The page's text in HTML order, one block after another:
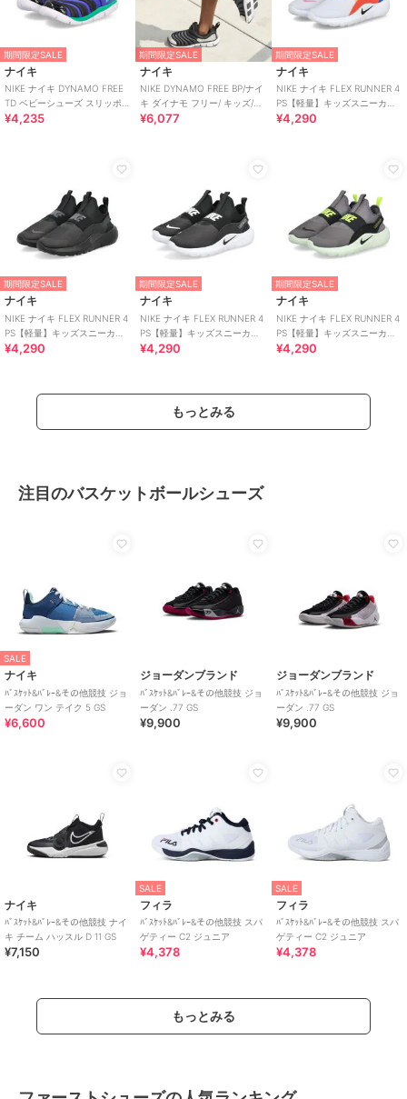
期間限定SALE
ナイキ
NIKE ナイキ DYNAMO FREE
TD ベビーシューズ スリッポン
(ダイナモフリーTD)
¥4,235
期間限定SALE
ナイキ
NIKE DYNAMO FREE BP/ナイ
キ ダイナモ フリー/ キッズ/ス
リッポン
¥6,077
期間限定SALE
ナイキ
NIKE ナイキ FLEX RUNNER 4
PS【軽量】キッズスニーカー
スリッポン 子供靴
¥4,290
期間限定SALE
ナイキ
NIKE ナイキ FLEX RUNNER 4
PS【軽量】キッズスニーカー
スリッポン 子供靴
¥4,290
期間限定SALE
ナイキ
NIKE ナイキ FLEX RUNNER 4
PS【軽量】キッズスニーカー
スリッポン 子供靴
¥4,290
期間限定SALE
ナイキ
NIKE ナイキ FLEX RUNNER 4
PS【軽量】キッズスニーカー
スリッポン 子供靴
¥4,290
もっとみる
注目のバスケットボールシューズ
SALE
ナイキ
ﾊﾞｽｹｯﾄ&ﾊﾞﾚｰ&その他競技 ジョ
ーダン ワン テイク 5 GS
¥6,600
ジョーダンブランド
ﾊﾞｽｹｯﾄ&ﾊﾞﾚｰ&その他競技 ジョ
ーダン .77 GS
¥9,900
ジョーダンブランド
ﾊﾞｽｹｯﾄ&ﾊﾞﾚｰ&その他競技 ジョ
ーダン .77 GS
¥9,900
ナイキ
ﾊﾞｽｹｯﾄ&ﾊﾞﾚｰ&その他競技 ナイ
キ チーム ハッスル D 11 GS
¥7,150
SALE
フィラ
ﾊﾞｽｹｯﾄ&ﾊﾞﾚｰ&その他競技 スパ
ゲティー C2 ジュニア
¥4,378
SALE
フィラ
ﾊﾞｽｹｯﾄ&ﾊﾞﾚｰ&その他競技 スパ
ゲティー C2 ジュニア
¥4,378
もっとみる